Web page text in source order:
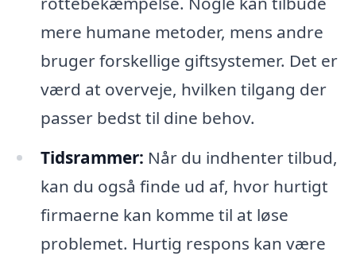
mere humane metoder, mens andre
bruger forskellige giftsystemer. Det er
værd at overveje, hvilken tilgang der
passer bedst til dine behov.
Tidsrammer: Når du indhenter tilbud,
kan du også finde ud af, hvor hurtigt
firmaerne kan komme til at løse
problemet. Hurtig respons kan være